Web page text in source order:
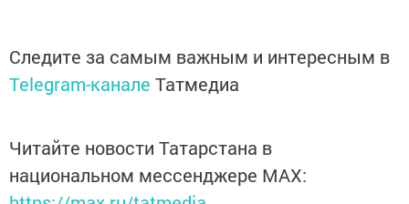
Следите за самым важным и интересным в
Telegram-канале Татмедиа
Читайте новости Татарстана в
национальном мессенджере MАХ: